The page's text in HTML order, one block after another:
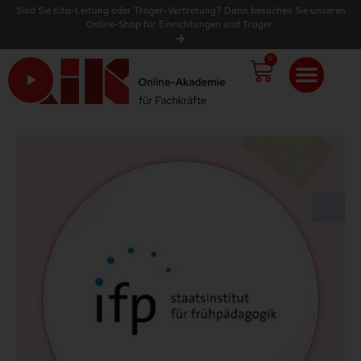
Sind Sie Kita-Leitung oder Träger-Vertretung? Dann besuchen Sie unseren
Online-Shop für Einrichtungen und Träger.
0